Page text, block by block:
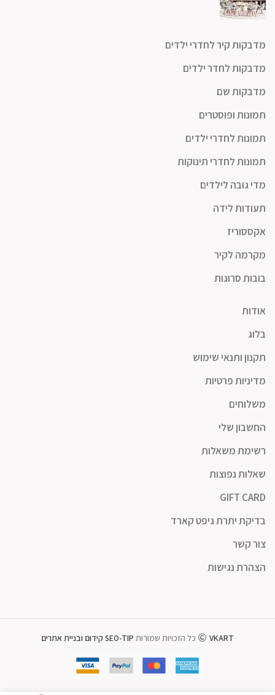
מדבקות קיר לחדרי ילדים
מדבקות לחדר ילדים
מדבקות שם
תמונות ופוסטרים
תמונות לחדרי ילדים
תמונות לחדרי תינוקות
מדי גובה לילדים
תעודות לידה
אקססוריז
מקרמה לקיר
בובות סרוגות
אודות
בלוג
תקנון ותנאי שימוש
מדיניות פרטיות
משלוחים
החשבון שלי
רשימת משאלות
שאלות נפוצות
GIFT CARD
בדיקת יתרת גיפט קארד
צור קשר
הצהרת נגישות
VKART כל הזכויות שמורות SEO-TIP קידום ובניית אתרים